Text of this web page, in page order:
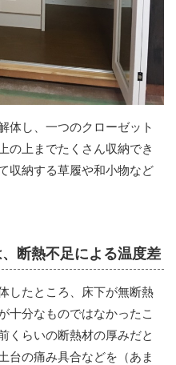
体し、一つのクローゼット
の上までたくさん収納でき
収納する草履や和小物など
断熱不足による温度差
したところ、床下が無断熱
十分なものではなかったこ
くらいの断熱材の厚みだと
台の痛み具合などを（あま